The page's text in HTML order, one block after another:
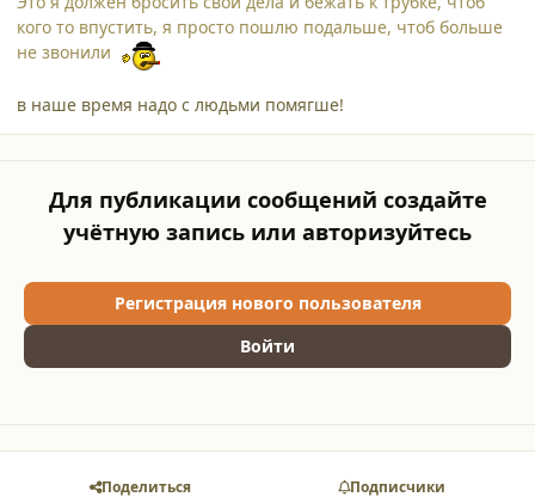
кого то впустить, я просто пошлю подальше, чтоб больше
не звонили
в наше время надо с людьми помягше!
Для публикации сообщений создайте
учётную запись или авторизуйтесь
Регистрация нового пользователя
Войти
Поделиться Подписчики